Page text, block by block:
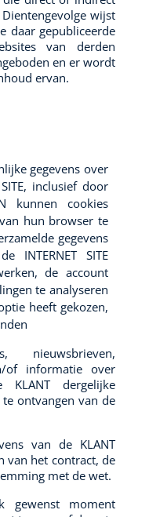
Dientengevolge wijst
daar gepubliceerde
van derden
en er wordt
ervan.
gegevens over
inclusief door
kunnen cookies
hun browser te
gegevens
INTERNET SITE
de account
te analyseren
heeft gekozen,
nieuwsbrieven,
of informatie over
dergelijke
ontvangen van de
van de KLANT
van het contract, de
met de wet.
gewenst moment